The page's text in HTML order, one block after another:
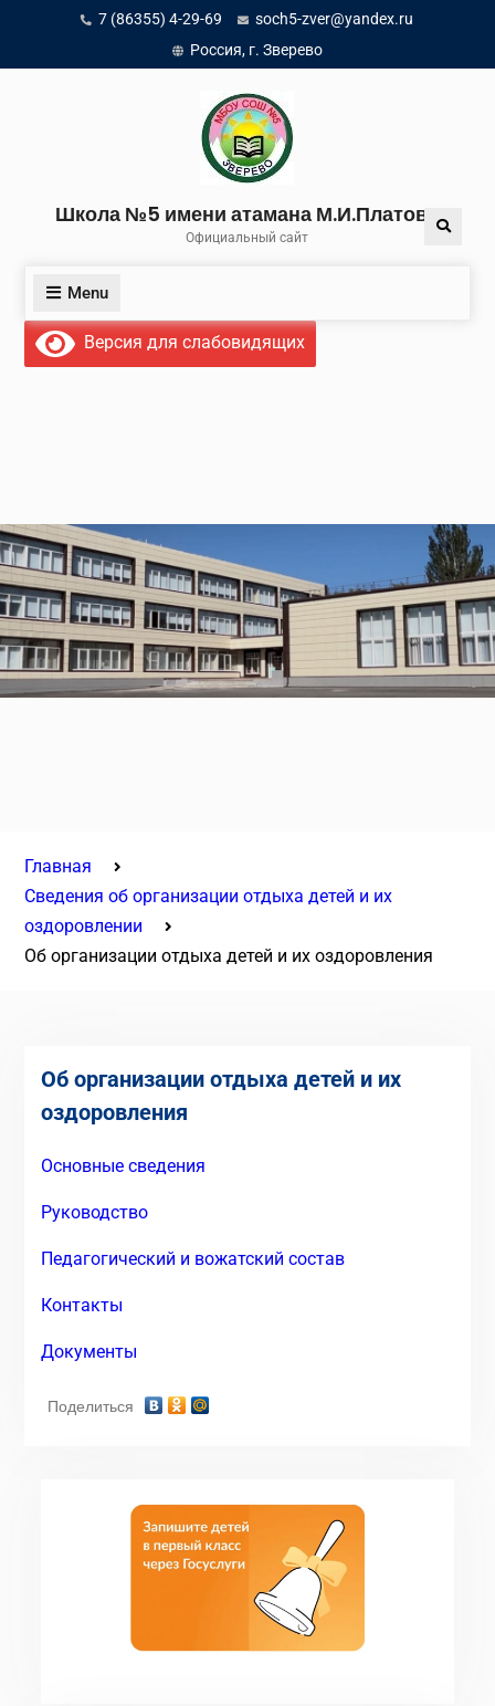
content
7 (86355) 4-29-69
soch5-zver@yandex.ru
Россия, г. Зверево
Школа №5 имени атамана М.И.Платова
Официальный сайт
Menu
Search
Версия для слабовидящих
Главная
Сведения об организации отдыха детей и их
оздоровлении
Об организации отдыха детей и их оздоровления
Об организации отдыха детей и их
оздоровления
Основные сведения
Руководство
Педагогический и вожатский состав
Контакты
Документы
Поделиться